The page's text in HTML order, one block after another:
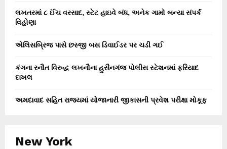
લખતરમાં ૮ ઈંચ વરસાદ, સ્ટેટ હાઇવે બંધ, અનેક ગામો બન્યા સંપર્ક
વિહોણા
એલિસબ્રિજ પાસે છસ્જી બસ ડિવાઈડર પર ચડી ગઈ
કંગના રનૌત વિરુદ્ધ લખનૌના હુસૈનગંજ પોલીસ સ્ટેશનમાં ફરિયાદ
દાખલ
અમદાવાદ સહિત રાજ્યમાં યોજાનારી જીકાસની પ્રવેશ પરીક્ષા મોકૂફ
New York